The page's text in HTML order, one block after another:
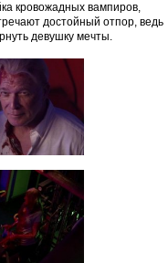
кровожадных вампиров,
достойный отпор, ведь
девушку мечты.